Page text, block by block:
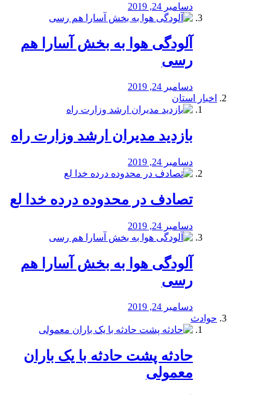
دسامبر 24, 2019
آلودگی هوا به بخش آسارا هم
رسی
دسامبر 24, 2019
اخبار استان
بازدید مدیران ارشد وزارت راه
دسامبر 24, 2019
تصادف در محدوده درده خدا لع
دسامبر 24, 2019
آلودگی هوا به بخش آسارا هم
رسی
دسامبر 24, 2019
حوادث
️حادثه پشت حادثه با یک باران
معمولی